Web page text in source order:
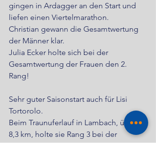
gingen in Ardagger an den Start und
liefen einen Viertelmarathon.
Christian gewann die Gesamtwertung
der Männer klar.
Julia Ecker holte sich bei der
Gesamtwertung der Frauen den 2.
Rang!
Sehr guter Saisonstart auch für Lisi
Tortorolo.
Beim Traunuferlauf in Lambach, über
8,3 km, holte sie Rang 3 bei der
Gesamtwertung der Frauen.